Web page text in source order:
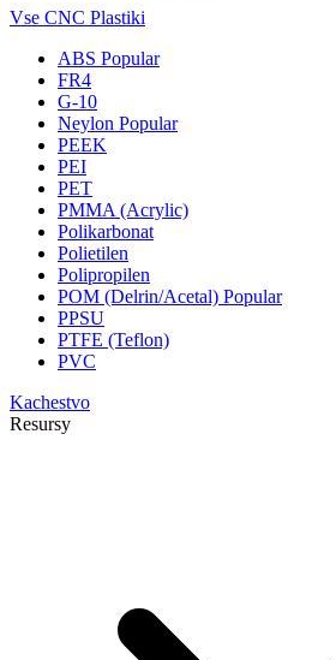
Vse CNC Plastiki
ABS Popular
FR4
G-10
Neylon Popular
PEEK
PEI
PET
PMMA (Acrylic)
Polikarbonat
Polietilen
Polipropilen
POM (Delrin/Acetal) Popular
PPSU
PTFE (Teflon)
PVC
Kachestvo
Resursy